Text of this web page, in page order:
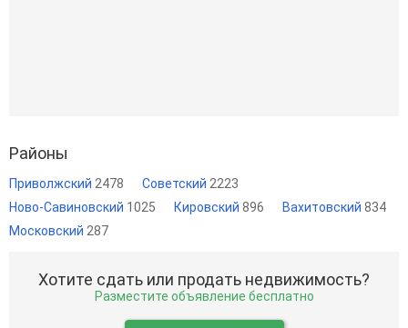
Районы
Приволжский 2478 Советский 2223
Ново-Савиновский 1025 Кировский 896 Вахитовский 834
Московский 287
Хотите сдать или продать недвижимость?
Разместите объявление бесплатно